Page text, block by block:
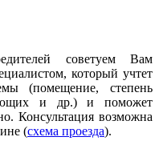
советуем Вам
который учтет
(помещение, степень
и др.) и поможет
Консультация возможна
(схема проезда).